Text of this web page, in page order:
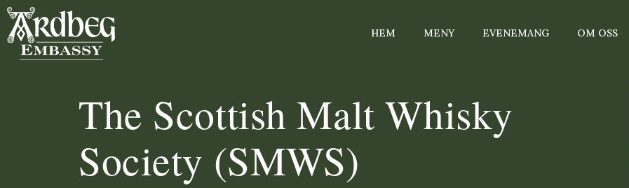
HEM MENY EVENEMANG OM OSS
The Scottish Malt Whisky
Society (SMWS)